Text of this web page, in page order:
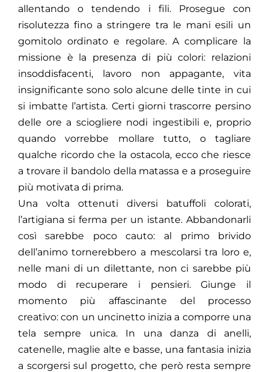
allentando o tendendo i fili. Prosegue con
risolutezza fino a stringere tra le mani esili un
gomitolo ordinato e regolare. A complicare la
missione è la presenza di più colori: relazioni
insoddisfacenti, lavoro non appagante, vita
insignificante sono solo alcune delle tinte in cui
si imbatte l’artista. Certi giorni trascorre persino
delle ore a sciogliere nodi ingestibili e, proprio
quando vorrebbe mollare tutto, o tagliare
qualche ricordo che la ostacola, ecco che riesce
a trovare il bandolo della matassa e a proseguire
più motivata di prima.
Una volta ottenuti diversi batuffoli colorati,
l’artigiana si ferma per un istante. Abbandonarli
così sarebbe poco cauto: al primo brivido
dell’animo tornerebbero a mescolarsi tra loro e,
nelle mani di un dilettante, non ci sarebbe più
modo di recuperare i pensieri. Giunge il
momento più affascinante del processo
creativo: con un uncinetto inizia a comporre una
tela sempre unica. In una danza di anelli,
catenelle, maglie alte e basse, una fantasia inizia
a scorgersi sul progetto, che però resta sempre